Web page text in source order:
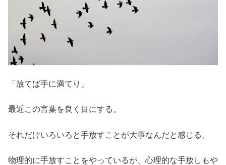
「放てば手に満てり」
最近この言葉を良く目にする。
それだけいろいろと手放すことが大事なんだと感じる。
物理的に手放すことをやっているが、心理的な手放しもや